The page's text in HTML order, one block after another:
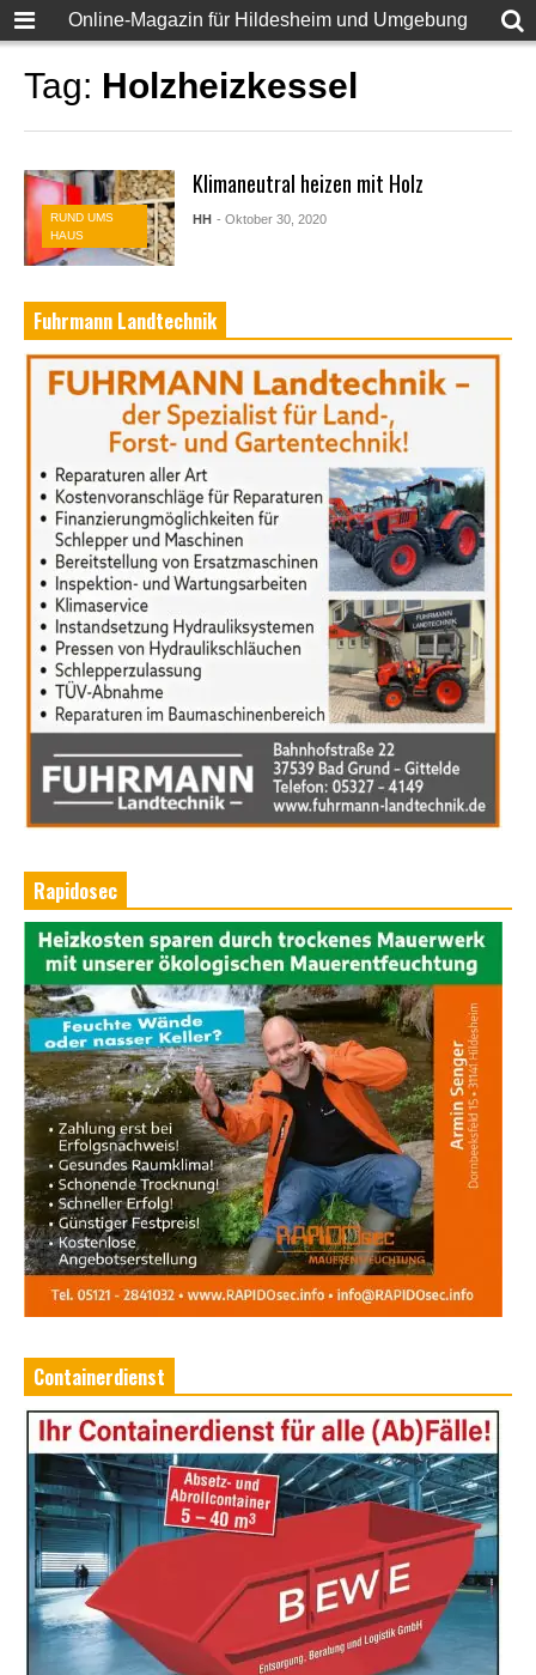
Online-Magazin für Hildesheim und Umgebung
Tag: Holzheizkessel
RUND UMS
HAUS
Klimaneutral heizen mit Holz
HH - Oktober 30, 2020
Fuhrmann Landtechnik
Rapidosec
Containerdienst